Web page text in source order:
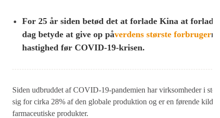
For 25 år siden betød det at forlade Kina at
dag betyde at give op påverdens største forbruger
hastighed før COVID-19-krisen.
Siden udbruddet af COVID-19-pandemien har virksomheder i
sig for cirka 28% af den globale produktion og er en førende
farmaceutiske produkter.